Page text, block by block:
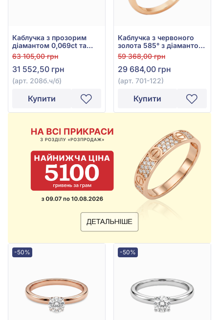
Каблучка з прозорим
діамантом 0,069ct та
чорним діамантом
0,117ct із білого золота
585°, арт. 208б.ч/б
63 105,00 грн
31 552,50 грн
(арт. 208б.ч/б)
Купити
Каблучка з червоного
золота 585° з діамантом
0,06ct, арт. 701-122
59 368,00 грн
29 684,00 грн
(арт. 701-122)
Купити
-50% -50%